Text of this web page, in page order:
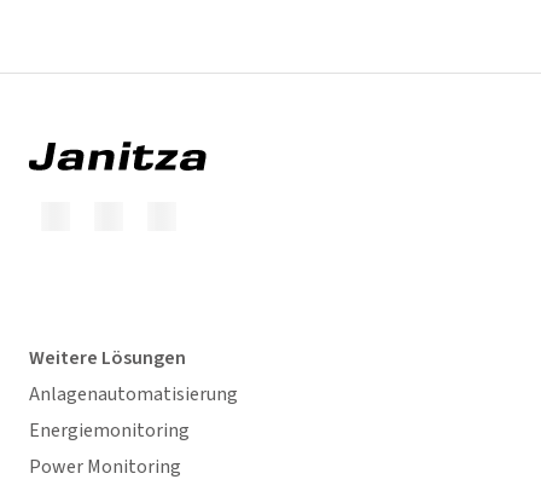
Weitere Lösungen
Anlagenautomatisierung
Energiemonitoring
Power Monitoring